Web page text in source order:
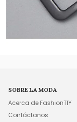
SOBRE LA MODA
Acerca de FashionTIY
Contáctanos